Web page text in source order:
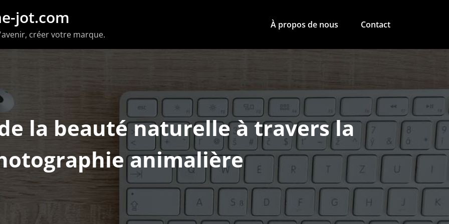
jot.com
créer votre marque.
À propos de nous Contact
la beauté naturelle à travers la
animalière